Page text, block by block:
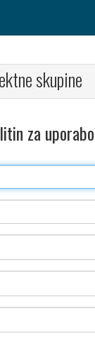
skupine
za